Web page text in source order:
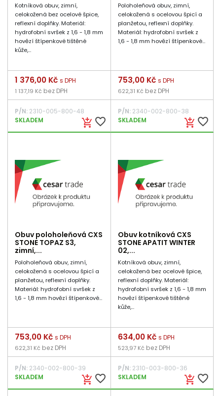
Kotníková obuv, zimní,
celokožená bez ocelové špice,
reflexní doplňky. Materiál:
hydrofobní svršek z 1,6 - 1,8 mm
hovězí štípenkové tištěné
kůže,...
add_shopping_cart favorite_border
Cena
1 376,00 Kč s DPH
1 137,19 Kč bez DPH
P/N: 2310-005-800-48
SKLADEM
Poloholeňová obuv, zimní,
celokožená s ocelovou špicí a
planžetou, reflexní doplňky.
Materiál: hydrofobní svršek z
1,6 - 1,8 mm hovězí štípenkové...
add_shopping_cart favorite_border
Cena
753,00 Kč s DPH
622,31 Kč bez DPH
P/N:2340-002-800-38
SKLADEM
Obuv poloholeňová CXS
STONE TOPAZ S3,
zimní,...
Poloholeňová obuv, zimní,
celokožená s ocelovou špicí a
planžetou, reflexní doplňky.
Materiál: hydrofobní svršek z
1,6 - 1,8 mm hovězí štípenkové...
add_shopping_cart favorite_border
Cena
753,00 Kč s DPH
622,31 Kč bez DPH
P/N: 2340-002-800-39
SKLADEM
Obuv kotníková CXS
STONE APATIT WINTER
02,...
Kotníková obuv, zimní,
celokožená bez ocelové špice,
reflexní doplňky. Materiál:
hydrofobní svršek z 1,6 - 1,8 mm
hovězí štípenkové tištěné
kůže,...
add_shopping_cart favorite_border
Cena
634,00 Kč s DPH
523,97 Kč bez DPH
P/N:2310-003-800-36
SKLADEM